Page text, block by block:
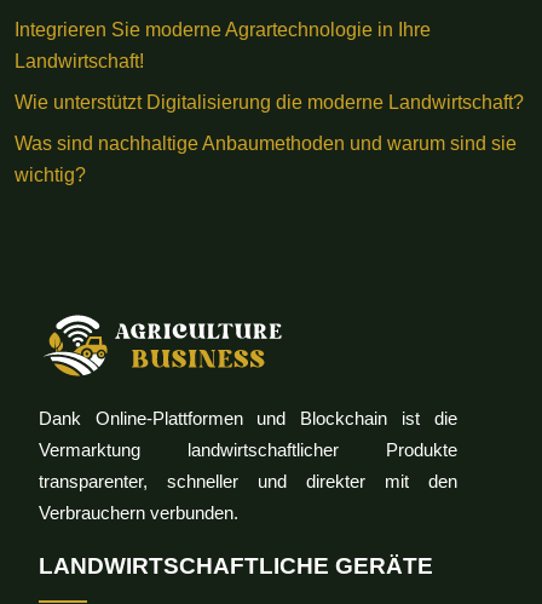
Integrieren Sie moderne Agrartechnologie in Ihre
Landwirtschaft!
Wie unterstützt Digitalisierung die moderne Landwirtschaft?
Was sind nachhaltige Anbaumethoden und warum sind sie
wichtig?
Dank Online-Plattformen und Blockchain ist die
Vermarktung landwirtschaftlicher Produkte
transparenter, schneller und direkter mit den
Verbrauchern verbunden.
LANDWIRTSCHAFTLICHE GERÄTE